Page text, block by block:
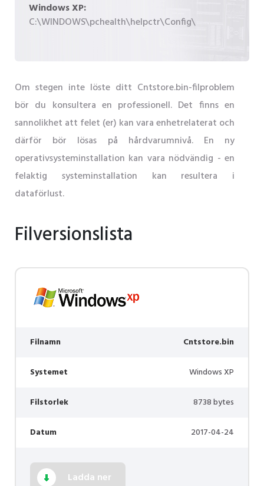
Windows XP:
C:\WINDOWS\pchealth\helpctr\Config\
Om stegen inte löste ditt Cntstore.bin-filproblem
bör du konsultera en professionell. Det finns en
sannolikhet att felet (er) kan vara enhetrelaterat och
därför bör lösas på hårdvarumnivå. En ny
operativsysteminstallation kan vara nödvändig - en
felaktig systeminstallation kan resultera i
dataförlust.
Filversionslista
Filnamn Cntstore.bin
Systemet Windows XP
Filstorlek 8738 bytes
Datum 2017-04-24
Ladda ner